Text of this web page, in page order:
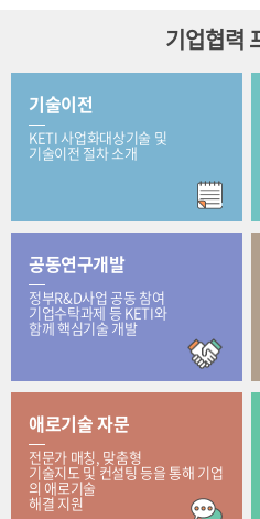
기업협력
기술이전
KETI 사업화대상기술 및
기술이전 절차 소개
공동연구개발
정부R&D사업 공동 참여
기업수탁과제 등 KETI와
함께 핵심기술 개발
애로기술 자문
전문가 매칭, 맞춤형
기술지도 및 컨설팅 등을 통해 기업
의 애로기술
해결 지원